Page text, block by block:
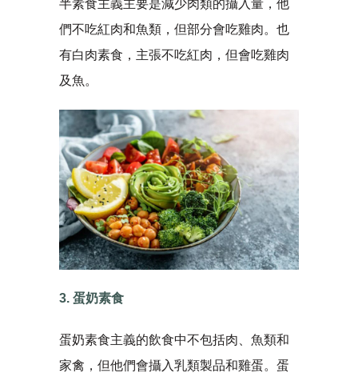
半素食主義主要是減少肉類的攝入量，他
們不吃紅肉和魚類，但部分會吃雞肉。也
有白肉素食，主張不吃紅肉，但會吃雞肉
及魚。
3. 蛋奶素食
蛋奶素食主義的飲食中不包括肉、魚類和
家禽，但他們會攝入乳類製品和雞蛋。蛋